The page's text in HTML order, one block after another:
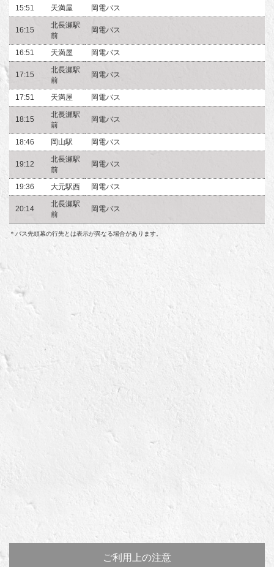
15:51 天満屋 岡電バス
16:15
北長瀬駅
前
岡電バス
16:51 天満屋 岡電バス
17:15
北長瀬駅
前
岡電バス
17:51 天満屋 岡電バス
18:15
北長瀬駅
前
岡電バス
18:46 岡山駅 岡電バス
19:12
北長瀬駅
前
岡電バス
19:36 大元駅西 岡電バス
20:14
北長瀬駅
前
岡電バス
＊バス先頭幕の行先とは表示が異なる場合があります。
ご利用上の注意